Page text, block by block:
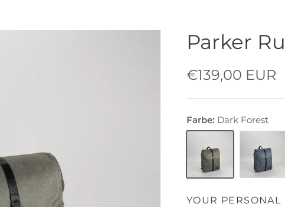
Parker
€139,00 EUR
Farbe: Dark Forest
YOUR PERSONAL